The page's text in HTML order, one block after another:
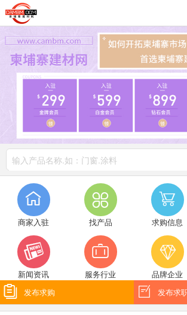

商家入驻

找产品

求购信息

新闻资讯

服务行业

品牌企业
 发布求购  发布求